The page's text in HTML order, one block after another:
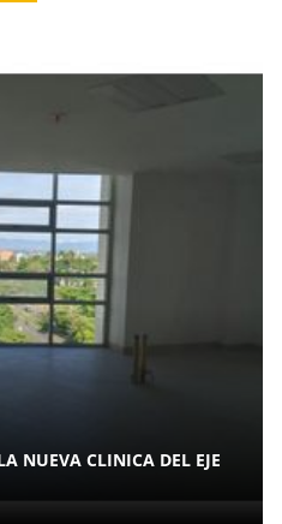
NUEVA CLINICA DEL EJE